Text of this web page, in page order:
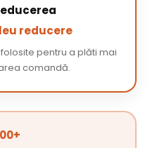
leu reducere
pentru a plăti mai
comandă.